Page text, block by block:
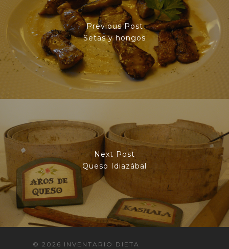
Previous Post
Setas y hongos
Next Post
Queso Idiazábal
© 2026 INVENTARIO DIETA